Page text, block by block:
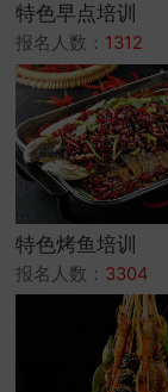
特色早点培训
报名人数： 1312
特色烤鱼培训
报名人数： 3304